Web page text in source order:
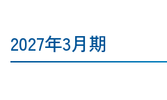
2027年3月期